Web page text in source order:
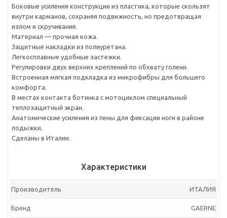
Боковые усиления конструкции из пластика, которые скользят
внутри карманов, сохраняя подвижность, но предотвращая
излом и скручивание.
Материал — прочная кожа.
Защитные накладки из полиуретана.
Легкосплавные удобные застежки.
Регулировки двух верхних креплений по обхвату голени.
Встроенная мягкая подкладка из микрофибры для большего
комфорта.
В местах контакта ботинка с мотоциклом специальный
теплозащитный экран.
Анатомические усиления из пены для фиксации ноги в районе
лодыжки.
Сделаны в Италии.
Характеристики
Производитель ИТАЛИЯ
Бренд GAERNE